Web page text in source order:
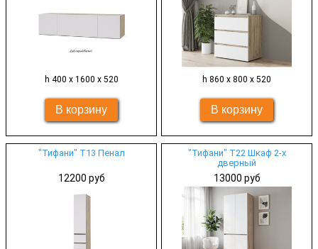
h 400 х 1600 х 520 h 860 х 800 х 520
"Тифани" Т13 Пенал
12200 руб
"Тифани" Т22 Шкаф 2-х
дверный
13000 руб